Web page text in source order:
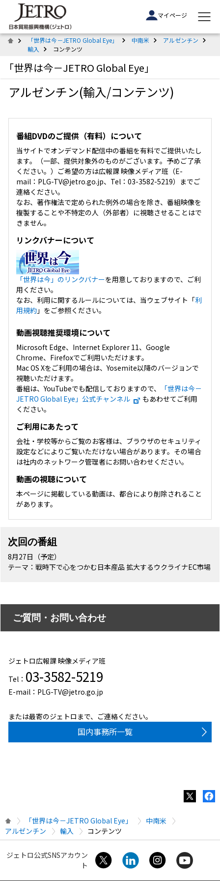
マイページ
「世界は今－JETRO Global Eye」 中南米
アルゼンチン
輸入
コンテンツ
「世界は今－JETRO Global Eye」
アルゼンチン(輸入/コンテンツ)
番組DVDのご提供（有料）について
当サイトでオンデマンド配信中の番組を有料でご提供いたし
ます。（一部、提供対象外のものがございます。予めご了承
ください。）ご希望の方は広報課 映像メディア班（E-
mail：PLG-TV@jetro.go.jp、Tel：03-3582-5219）までご
連絡ください。
なお、著作権法で定められた例外の場合を除き、番組映像を
複製することや不特定の人（外部者）に視聴させることはで
きません。
リンクバナーについて
「世界は今」のリンクバナーを用意しておりますので、ご利
用ください。
なお、利用に関するルールについては、当ウェブサイト「利
用規約」をご参照ください。
動画視聴推奨環境について
Microsoft Edge、Internet Explorer 11、Google
Chrome、Firefoxでご利用いただけます。
Mac OS Xをご利用の場合は、Yosemite以降のバージョンで
視聴いただけます。
番組は、YouTubeでも配信しておりますので、
「世界は今－
JETRO Global Eye」公式チャンネル
もあわせてご利用
ください。
ご利用にあたって
会社・学校等からご覧のお客様は、ブラウザのセキュリティ
設定などによりご覧いただけない場合があります。その場合
は社内のネットワーク管理者にお問い合わせください。
動画の視聴について
本ページに掲載している動画は、都合により削除されること
があります。
次回の番組
8月27日（予定）
テーマ：戦時下で心をつかむ日本産品 拡大するウクライナEC市場
ご質問・お問い合わせ
ジェトロ広報課 映像メディア班
Tel： 03-3582-5219
E-mail：PLG-TV@jetro.go.jp
または最寄のジェトロまで、ご連絡ください。
国内事務所一覧
「世界は今－JETRO Global Eye」
中南米
アルゼンチン
輸入 コンテンツ
ジェトロ公式SNSアカウン
ト